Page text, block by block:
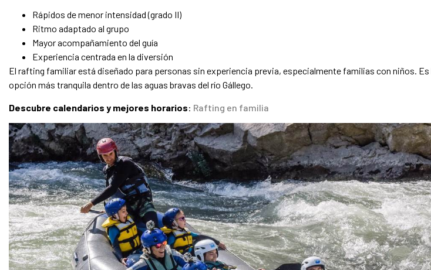
Rápidos de menor intensidad (grado II)
Ritmo adaptado al grupo
Mayor acompañamiento del guía
Experiencia centrada en la diversión
El rafting familiar está diseñado para personas sin experiencia previa, especialmente familias con niños. Es
opción más tranquila dentro de las aguas bravas del río Gállego.
Descubre calendarios y mejores horarios: Rafting en familia